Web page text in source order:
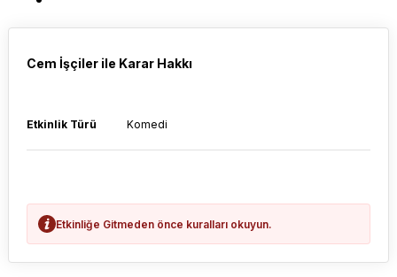
Cem İşçiler ile Karar Hakkı
Etkinlik Türü Komedi
Etkinliğe Gitmeden önce kuralları okuyun.